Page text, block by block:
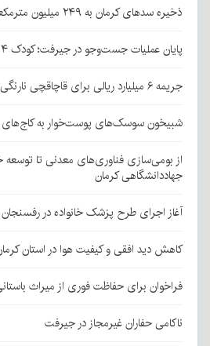
ذخیره سدهای کرمان به ۲۴۹ میلیون مترمکعب رسید
پایان عملیات جست‌وجو در جیرفت؛ کودک ۴ ساله دلفاردی پیدا شد
جریمه ۶ میلیارد ریالی برای قاچاقچی نارنگی پاکستانی در بافت
شبیخون سوسک‌های پوست‌خوار به کاج‌های
از بومی‌سازی فناوری‌های معدنی تا
جهاددانشگاهی کرمان
آغاز اجرای طرح پزشک خانواده در رفسنجان
کاهش دید افقی و کیفیت هوا در استان
فراخوان برای حفاظت فوری از میراث
ناکامی حفاران غیرمجاز در جیرفت